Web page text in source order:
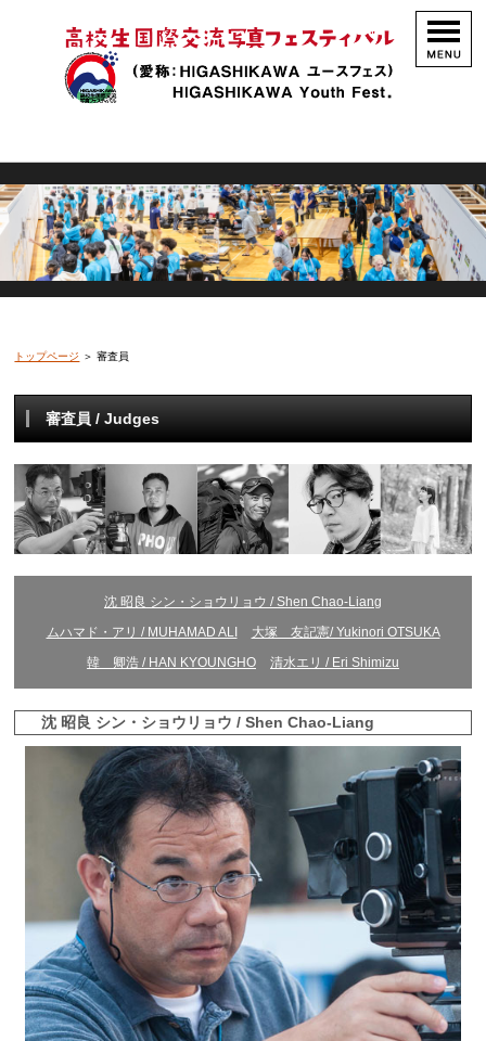
トップページ ＞ 審査員
審査員 / Judges
沈 昭良 シン・ショウリョウ / Shen Chao-Liang
ムハマド・アリ / MUHAMAD ALI
大塚 友記憲/ Yukinori OTSUKA
韓 卿浩 / HAN KYOUNGHO
清水エリ / Eri Shimizu
沈 昭良 シン・ショウリョウ / Shen Chao-Liang